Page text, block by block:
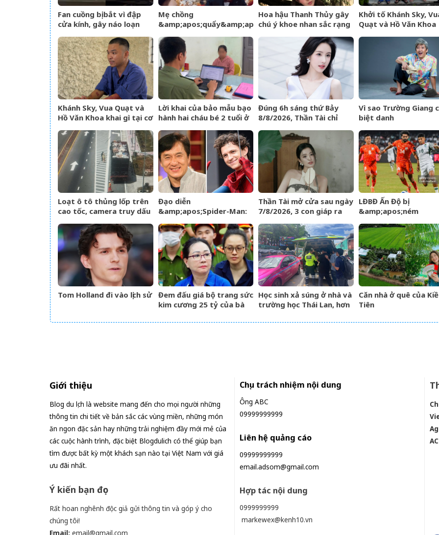
Fan cuồng bị bắt vì đập
cửa kính, gây náo loạn
niệm 10 năm
Mẹ chồng
&amp;apos;quẩy&amp;apos;
cô dâu nói một câu, lời
đáp của chú rể gây sốt
Hoa hậu Thanh Thủy gây
chú ý khoe nhan sắc rạng
Khởi tố Khánh Sky,
Quạt và Hồ Văn Khoa
Khánh Sky, Vua Quạt và
Hồ Văn Khoa khai gì tại cơ
Lời khai của bảo mẫu bạo
hành hai cháu bé 2 tuổi ở
TPHCM
Đúng 6h sáng thứ Bảy
8/8/2026, Thần Tài chỉ
trúng hố vàng, tiền bạc
ùa về nhà như lũ cuốn
Vì sao Trường Giang
biệt danh
Khó&amp;apos;?
Loạt ô tô thủng lốp trên
cao tốc, camera truy dấu
&amp;apos;thủ
phạm&amp;apos;
Đạo diễn
&amp;apos;Spider-Man:
Day&amp;apos; lên tiếng
về tin đồn liên quan đến
Thành Long
Thần Tài mở cửa sau ngày
7/8/2026, 3 con giáp ra
vàng, mỏi tay đếm tiền
LĐBĐ Ấn Độ bị
&amp;apos;ném
mang đội hình B dự
Vô địch ĐNÁ của FIFA
Tom Holland đi vào lịch sử
Đem đấu giá bộ trang sức
kim cương 25 tỷ của bà
hóa đơn nhưng món đắt
Học sinh xả súng ở nhà và
trường học Thái Lan, hơn
Căn nhà ở quê của
Tiên
Giới thiệu
Blog du lịch là website mang đến cho mọi người những
thông tin chi tiết về bản sắc các vùng miền, những món
ăn ngon đặc sản hay những trải nghiệm đầy mới mẻ của
các cuộc hành trình, đặc biệt Blogdulich có thể giúp bạn
tìm được bất kỳ một khách sạn nào tại Việt Nam với giá
ưu đãi nhất.
Ý kiến bạn đọc
Rất hoan nghênh độc giả gửi thông tin và góp ý cho
chúng tôi!
Email: email@gmail.com
Chịu trách nhiệm nội dung
Ông ABC
09999999999
Liên hệ quảng cáo
09999999999
email.adsom@gmail.com
Hợp tác nội dung
0999999999
markewex@kenh10.vn